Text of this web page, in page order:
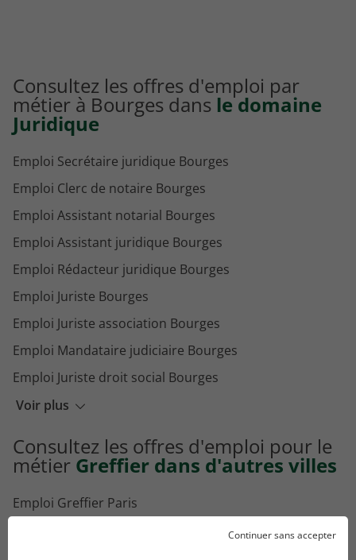
Consultez les offres d'emploi par
métier à Bourges dans le domaine
Juridique
Voir plus
Emploi Secrétaire juridique Bourges
Emploi Clerc de notaire Bourges
Emploi Assistant notarial Bourges
Emploi Assistant juridique Bourges
Emploi Rédacteur juridique Bourges
Emploi Juriste Bourges
Emploi Juriste association Bourges
Emploi Mandataire judiciaire Bourges
Emploi Juriste droit social Bourges
Emploi Responsable juridique Bourges
Consultez les offres d'emploi pour le
métier Greffier dans d'autres villes
Emploi Greffier Paris
Continuer sans accepter